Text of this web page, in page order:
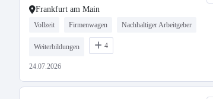
Frankfurt am Main
Vollzeit Firmenwagen Nachhaltiger Arbeitgeber
Weiterbildungen 4
24.07.2026